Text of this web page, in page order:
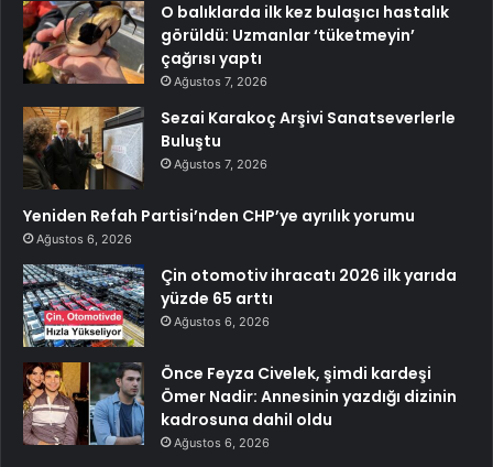
O balıklarda ilk kez bulaşıcı hastalık
görüldü: Uzmanlar ‘tüketmeyin’
çağrısı yaptı
Ağustos 7, 2026
Sezai Karakoç Arşivi Sanatseverlerle
Buluştu
Ağustos 7, 2026
Yeniden Refah Partisi’nden CHP’ye ayrılık yorumu
Ağustos 6, 2026
Çin otomotiv ihracatı 2026 ilk yarıda
yüzde 65 arttı
Ağustos 6, 2026
Önce Feyza Civelek, şimdi kardeşi
Ömer Nadir: Annesinin yazdığı dizinin
kadrosuna dahil oldu
Ağustos 6, 2026